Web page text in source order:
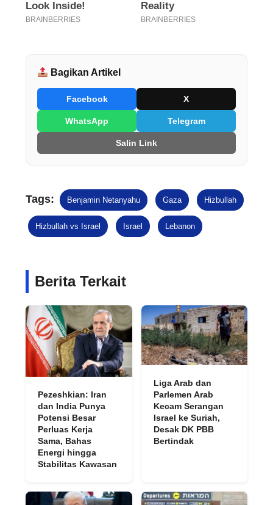
Bagikan Artikel
Facebook X
WhatsApp Telegram
Salin Link
Tags: Benjamin Netanyahu Gaza Hizbullah
Hizbullah vs Israel Israel Lebanon
Berita Terkait
Pezeshkian: Iran
dan India Punya
Potensi Besar
Perluas Kerja
Sama, Bahas
Energi hingga
Stabilitas Kawasan
Liga Arab dan
Parlemen Arab
Kecam Serangan
Israel ke Suriah,
Desak DK PBB
Bertindak